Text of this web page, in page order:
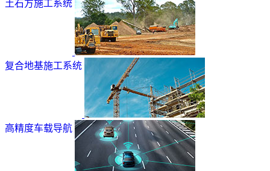
土石方施工系统
复合地基施工系统
高精度车载导航